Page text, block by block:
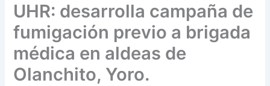
UHR: desarrolla campaña de
fumigación previo a brigada
médica en aldeas de
Olanchito, Yoro.